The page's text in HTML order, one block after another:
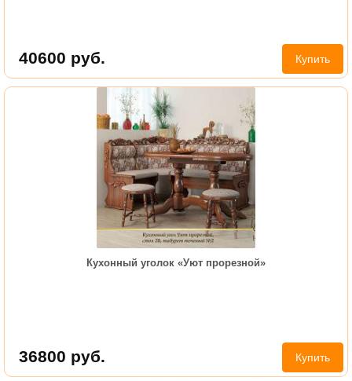
40600 руб. Купить
Кухонный уголок «Уют прорезной»
36800 руб. Купить